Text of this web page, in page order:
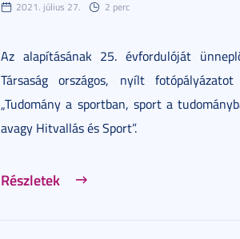
2021. július 27. 2 perc
Az alapításának 25. évfordulóját
Társaság országos, nyílt
„Tudomány a sportban, sport a
avagy Hitvallás és Sport”.
Részletek